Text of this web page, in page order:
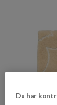
Du har